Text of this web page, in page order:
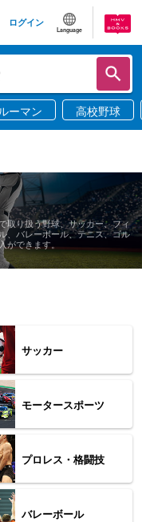
ログイン
Language
ーマン 高校野球
取り扱う野球、サッカー、フィ
、バレーボール、テニス、ゴル
できます。
サッカー
モータースポーツ
プロレス・格闘技
バレーボール